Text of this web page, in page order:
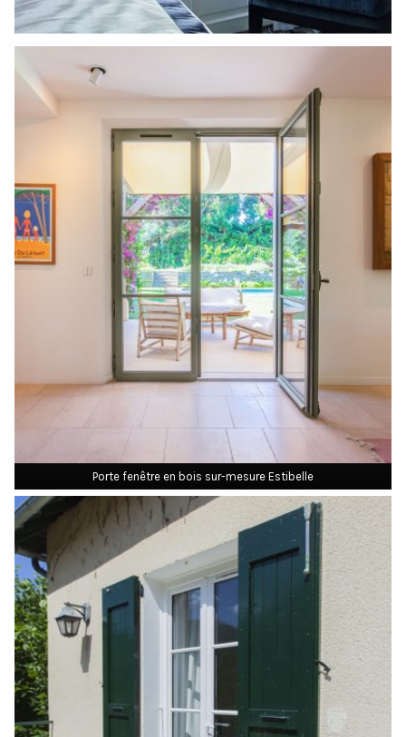
Porte fenêtre en bois sur-mesure Estibelle